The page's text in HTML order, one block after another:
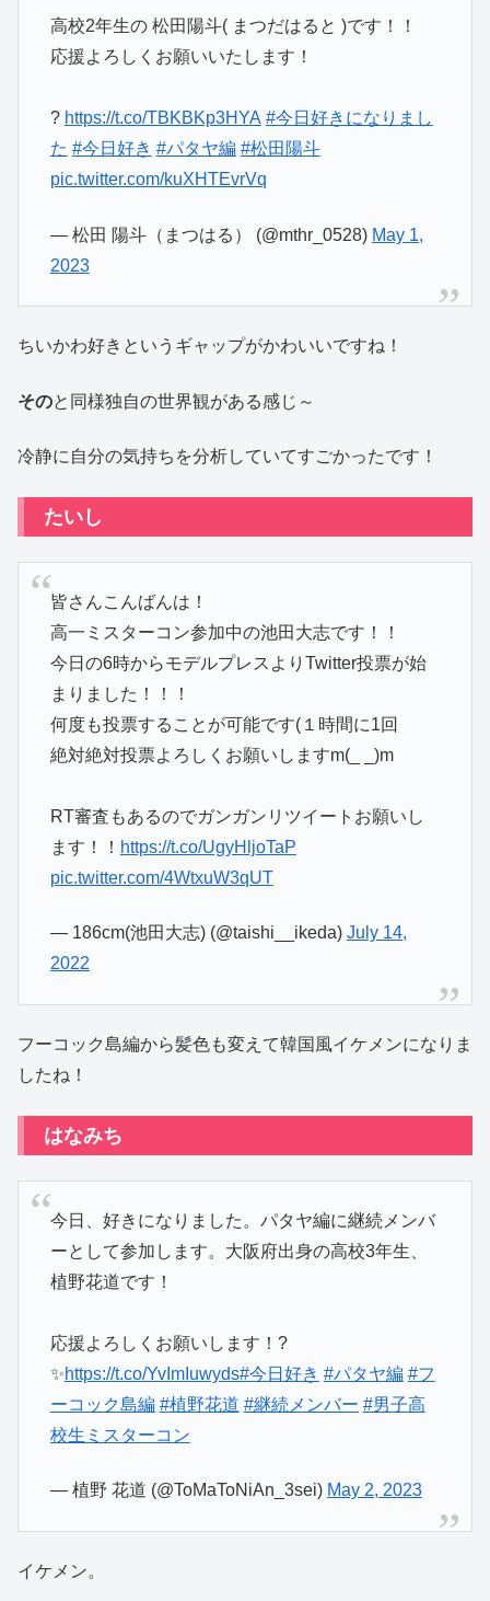
高校2年生の 松田陽斗( まつだはると )です！！
応援よろしくお願いいたします！
? https://t.co/TBKBKp3HYA #今日好きになりまし
た #今日好き #パタヤ編 #松田陽斗
pic.twitter.com/kuXHTEvrVq
— 松田 陽斗（まつはる） (@mthr_0528) May 1,
2023
ちいかわ好きというギャップがかわいいですね！
そのと同様独自の世界観がある感じ～
冷静に自分の気持ちを分析していてすごかったです！
たいし
皆さんこんばんは！
高一ミスターコン参加中の池田大志です！！
今日の6時からモデルプレスよりTwitter投票が始
まりました！！！
何度も投票することが可能です(１時間に1回
絶対絶対投票よろしくお願いしますm(_ _)m
RT審査もあるのでガンガンリツイートお願いし
ます！！ https://t.co/UgyHljoTaP
pic.twitter.com/4WtxuW3qUT
— 186cm(池田大志) (@taishi__ikeda) July 14,
2022
フーコック島編から髪色も変えて韓国風イケメンになりま
したね！
はなみち
今日、好きになりました。パタヤ編に継続メンバ
ーとして参加します。大阪府出身の高校3年生、
植野花道です！
応援よろしくお願いします！?
✨https://t.co/YvImIuwyds#今日好き #パタヤ編 #フ
ーコック島編 #植野花道 #継続メンバー #男子高
校生ミスターコン
— 植野 花道 (@ToMaToNiAn_3sei) May 2, 2023
イケメン。